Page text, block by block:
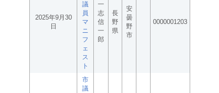
2025年9月30
日
議
員
マ
ニ
フ
ェ
ス
ト
一
志
信
一
郎
長
野
県
安
曇
野
市
0000001203
市
議